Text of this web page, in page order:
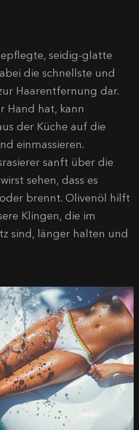
seidig-glatte
die schnellste und
Haarentfernung dar.
Hand hat, kann
der Küche auf die
einmassieren.
sanft über die
sehen, dass es
brennt. Olivenöl hilft
Klingen, die im
sind, länger halten und